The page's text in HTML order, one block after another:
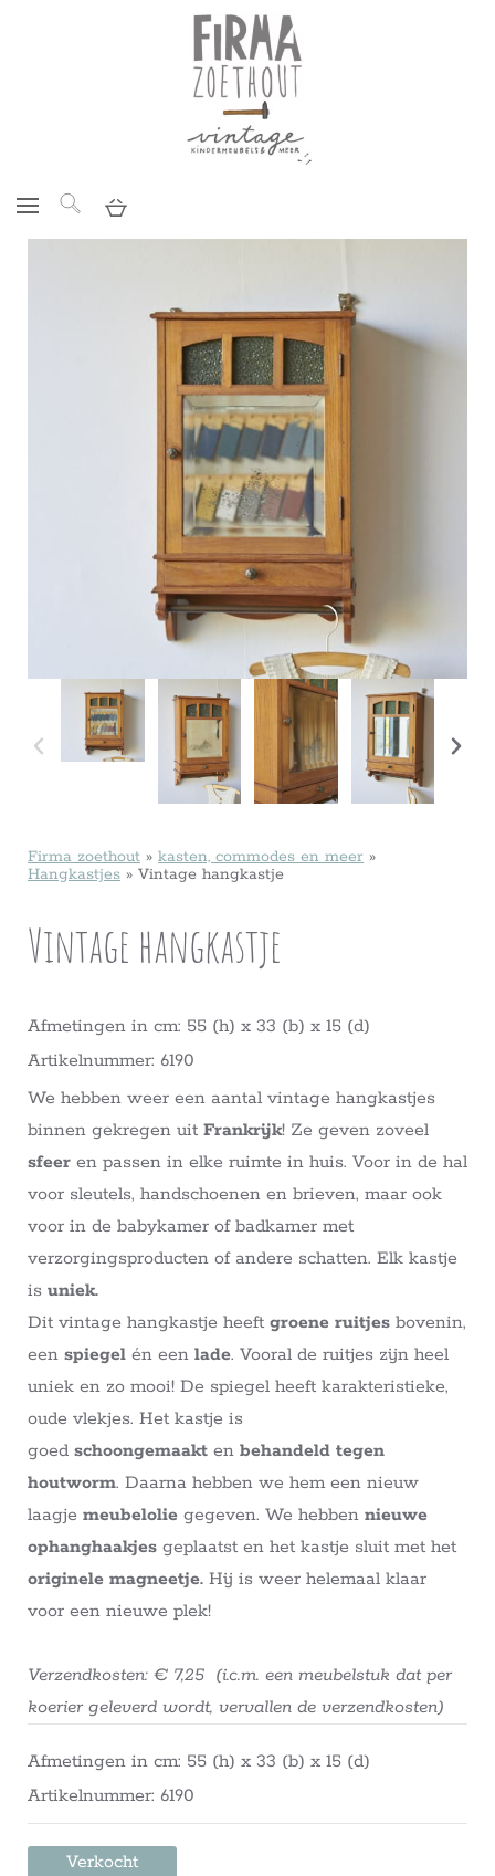
Firma zoethout » kasten, commodes en meer »
Hangkastjes » Vintage hangkastje
Vintage hangkastje
Afmetingen in cm: 55 (h) x 33 (b) x 15 (d)
Artikelnummer: 6190
We hebben weer een aantal vintage hangkastjes
binnen gekregen uit Frankrijk! Ze geven zoveel
sfeer en passen in elke ruimte in huis. Voor in de hal
voor sleutels, handschoenen en brieven, maar ook
voor in de babykamer of badkamer met
verzorgingsproducten of andere schatten. Elk kastje
is uniek.
Dit vintage hangkastje heeft groene ruitjes bovenin,
een spiegel én een lade. Vooral de ruitjes zijn heel
uniek en zo mooi! De spiegel heeft karakteristieke,
oude vlekjes. Het kastje is
goed schoongemaakt en behandeld tegen
houtworm. Daarna hebben we hem een nieuw
laagje meubelolie gegeven. We hebben nieuwe
ophanghaakjes geplaatst en het kastje sluit met het
originele magneetje. Hij is weer helemaal klaar
voor een nieuwe plek!
Verzendkosten: € 7,25 (i.c.m. een meubelstuk dat per
koerier geleverd wordt, vervallen de verzendkosten)
Afmetingen in cm: 55 (h) x 33 (b) x 15 (d)
Artikelnummer: 6190
Verkocht